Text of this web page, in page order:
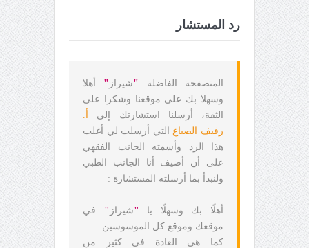
رد المستشار
المتصفحة الفاضلة "شيراز "
أهلا
وسهلا بك على موقعنا وشكرا على
الثقة، أرسلنا استشارتك إلى
رفيف الصباغ التي أرسلت لي أغلب
هذا الرد وأسمته الجانب الفقهي
على أن أضيف أنا الجانب الطبي
ولنبدأ بما أرسلته المستشارة :
أهلًا بك وسهلًا يا "شيراز " في
موقعك وموقع كل الموسوسين
كما هي العادة في كثير من